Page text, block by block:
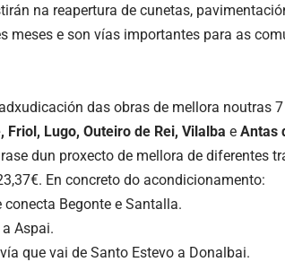
na reapertura de cunetas,
meses e son vías importantes para as
das obras de mellora noutras
Friol, Lugo, Outeiro de Rei, Vilalba e Antas
dun proxecto de mellora de diferentes
En concreto do acondicionamento:
conecta Begonte e Santalla.
Aspai.
que vai de Santo Estevo a Donalbai.